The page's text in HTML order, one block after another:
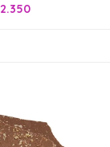
2.350